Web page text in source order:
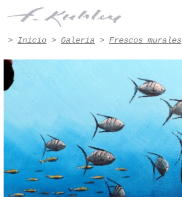
> Inicio > Galeria > Frescos murales